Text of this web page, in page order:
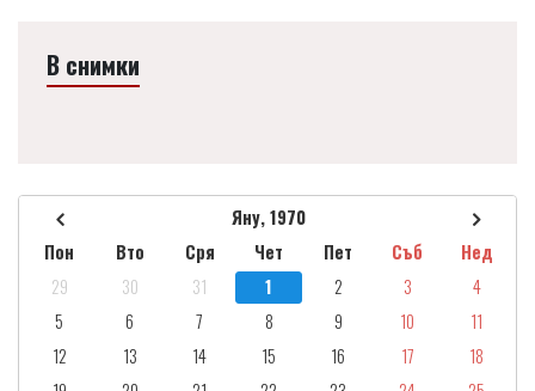
В снимки
Яну, 1970
Пон
Вто Сря Чет Пет Съб
Нед
29
30 31 1 2 3
4
5
6 7 8 9 10
11
12
13 14 15 16 17
18